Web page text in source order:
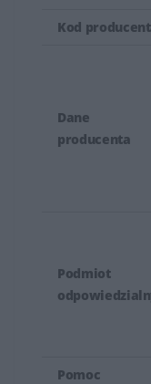
Kod
Dane
producenta
Podmiot
Pomoc